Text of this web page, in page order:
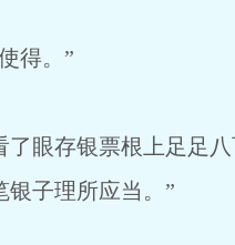
得。”
存银票根上足足八
银子理所应当。”